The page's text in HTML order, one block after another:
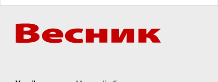
Вечер тема
Трамп тврди дека повторно „разговара“
Вечер тема